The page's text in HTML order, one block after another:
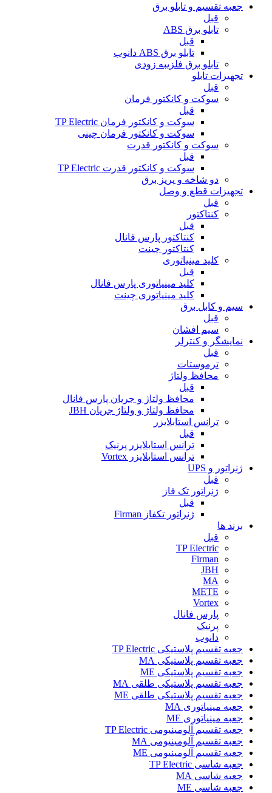
جعبه تقسیم و تابلو برق
قبل
تابلو برق ABS
قبل
تابلو برق ABS دانوب
تابلو برق فلزیبه زودی
تجهیزات تابلو
قبل
سوکت و کانکتور فرمان
قبل
سوکت و کانکتور فرمان TP Electric
سوکت و کانکتور فرمان چینی
سوکت و کانکتور قدرت
قبل
سوکت و کانکتور قدرت TP Electric
دو شاخه و پریز برق
تجهیزات قطع و وصل
قبل
کنتاکتور
قبل
کنتاکتور پارس فانال
کنتاکتور چینت
کلید مینیاتوری
قبل
کلید مینیاتوری پارس فانال
کلید مینیاتوری چینت
سیم و کابل برق
قبل
سیم افشان
نمایشگر و کنترلر
قبل
ترموستات
محافظ ولتاژ
قبل
محافظ ولتاژ و جریان پارس فانال
محافظ ولتاژ و ولتاژ جریان JBH
ترانس استابلایزر
قبل
ترانس استابلایزر پرنیک
ترانس استابلایزر Vortex
ژنراتور و UPS
قبل
ژنراتور تک فاز
قبل
ژنراتور تکفاز Firman
برند ها
قبل
TP Electric
Firman
JBH
MA
METE
Vortex
پارس فانال
پرنیک
دانوب
جعبه تقسیم پلاستیکی TP Electric
جعبه تقسیم پلاستیکی MA
جعبه تقسیم پلاستیکی ME
جعبه تقسیم پلاستیکی طلقی MA
جعبه تقسیم پلاستیکی طلقی ME
جعبه مینیاتوری MA
جعبه مینیاتوری ME
جعبه تقسیم آلومینیومی TP Electric
جعبه تقسیم آلومینیومی MA
جعبه تقسیم آلومینیومی ME
جعبه شاسی TP Electric
جعبه شاسی MA
جعبه شاسی ME